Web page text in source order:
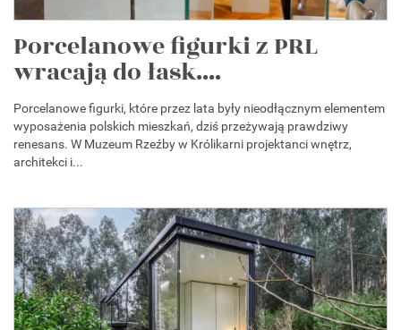
Porcelanowe figurki z PRL
wracają do łask....
Porcelanowe figurki, które przez lata były nieodłącznym elementem
wyposażenia polskich mieszkań, dziś przeżywają prawdziwy
renesans. W Muzeum Rzeźby w Królikarni projektanci wnętrz,
architekci i...